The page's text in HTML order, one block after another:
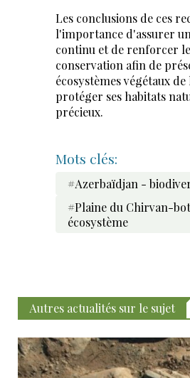
Les conclusions de ces
l'importance d'assurer
continu et de renforcer
conservation afin de
écosystèmes végétaux
protéger ses habitats
précieux.
Mots clés:
#Azerbaïdjan -
#Plaine du Chirvan-
écosystème
Autres actualités sur le sujet